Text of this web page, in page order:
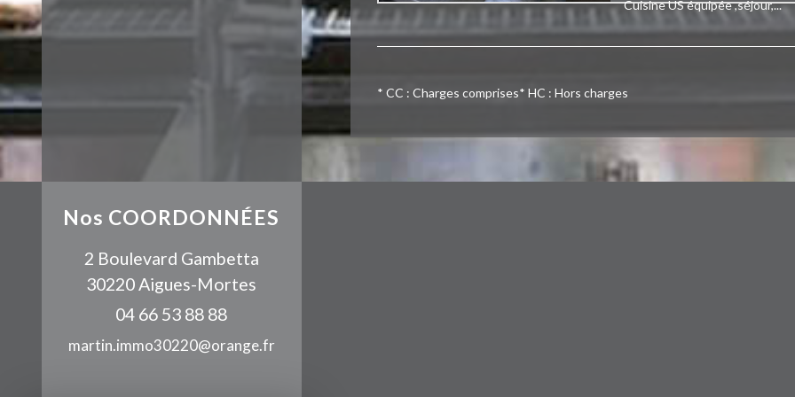
Cuisine US équipée ,séjour,...
* CC : Charges comprises* HC : Hors charges
Nos COORDONNÉES
2 Boulevard Gambetta
30220 Aigues-Mortes
04 66 53 88 88
martin.immo30220@orange.fr